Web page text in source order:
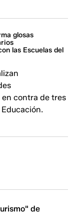
glosas
las Escuelas del
contra de tres
de